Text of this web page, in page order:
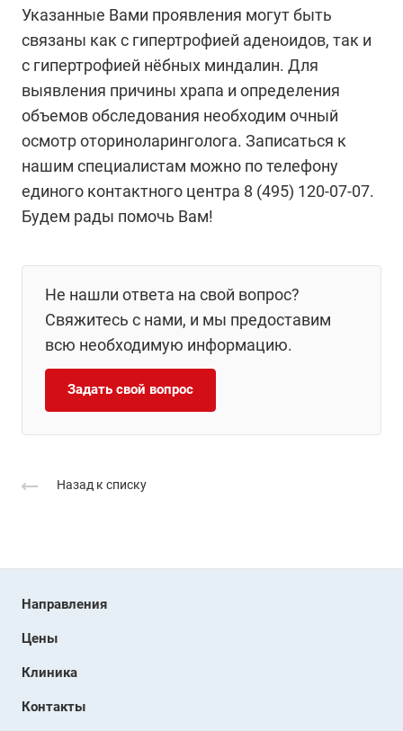
Указанные Вами проявления могут быть
связаны как с гипертрофией аденоидов, так и
с гипертрофией нёбных миндалин. Для
выявления причины храпа и определения
объемов обследования необходим очный
осмотр оториноларинголога. Записаться к
нашим специалистам можно по телефону
единого контактного центра 8 (495) 120-07-07.
Будем рады помочь Вам!
Не нашли ответа на свой вопрос?
Свяжитесь с нами, и мы предоставим
всю необходимую информацию.
Задать свой вопрос
Назад к списку
Направления
Цены
Клиника
Контакты